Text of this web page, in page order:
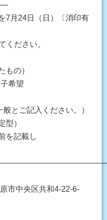
7月24日（日）〔消印有
ください。
もの）
希望
とご記入ください。）
型）
を記載し
市中央区共和4-22-6-